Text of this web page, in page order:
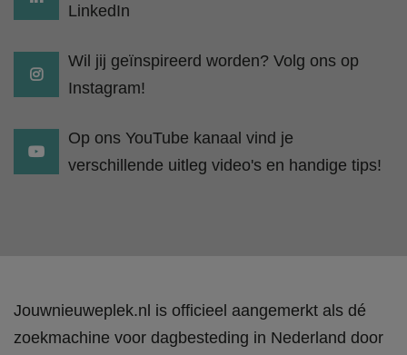
LinkedIn
Wil jij geïnspireerd worden? Volg ons op
Instagram!
Op ons YouTube kanaal vind je
verschillende uitleg video's en handige tips!
Jouwnieuweplek.nl is officieel aangemerkt als dé
zoekmachine voor dagbesteding in Nederland door